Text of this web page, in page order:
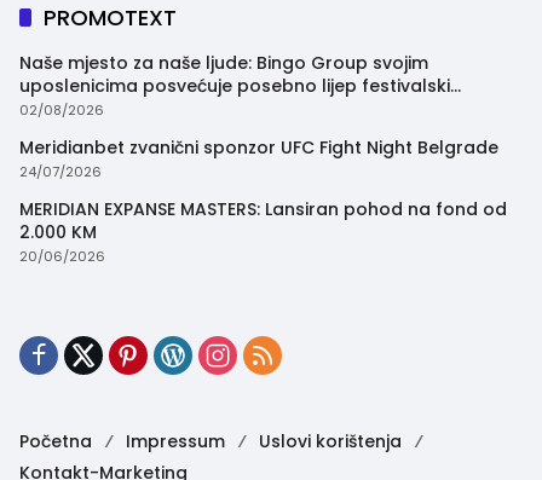
PROMOTEXT
Naše mjesto za naše ljude: Bingo Group svojim
uposlenicima posvećuje posebno lijep festivalski
trenutak
02/08/2026
Meridianbet zvanični sponzor UFC Fight Night Belgrade
24/07/2026
MERIDIAN EXPANSE MASTERS: Lansiran pohod na fond od
2.000 KM
20/06/2026
Početna Impressum
Uslovi korištenja
Kontakt-Marketing